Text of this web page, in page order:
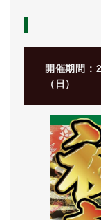
開催期間：
（日）